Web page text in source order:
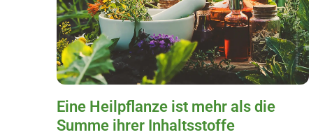
Eine Heilpflanze ist mehr als die
Summe ihrer Inhaltsstoffe